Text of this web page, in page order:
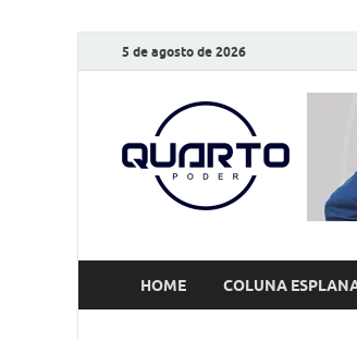
5 de agosto de 2026
HOME COLUNA